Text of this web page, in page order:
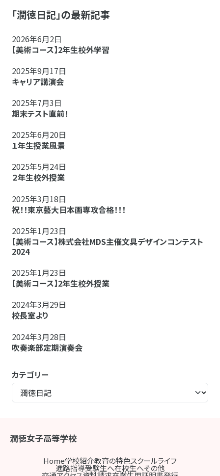
「潤徳日記」の最新記事
2026年6月2日
【美術コース】2年生校外学習
2025年9月17日
キャリア講演会
2025年7月3日
期末テスト直前！
2025年6月20日
１年生授業風景
2025年5月24日
２年生校外授業
2025年3月18日
祝！！東京藝大日本画専攻合格！！！
2025年1月23日
【美術コース】株式会社MDS主催文具デザインコンテスト
2024
2025年1月23日
【美術コース】2年生校外授業
2024年3月29日
校長室より
2024年3月28日
吹奏楽部定期演奏会
カテゴリー
潤徳女子高等学校
Home学校紹介教育の特色スクールライフ
進路指導受験生へ在校生へその他